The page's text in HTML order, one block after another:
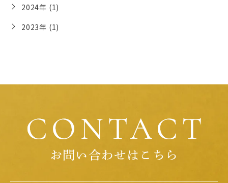
2024年 (1)
2023年 (1)
お問い合わせはこちら